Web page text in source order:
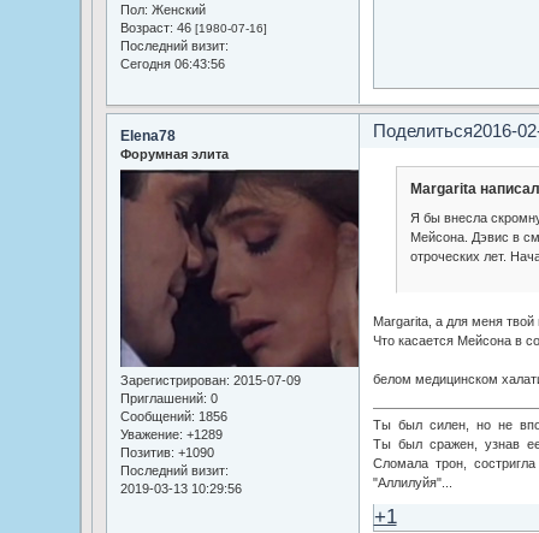
Пол: Женский
Возраст: 46 [1980-07-16]
Последний визит:
Сегодня 06:43:56
Поделиться2016-
Elena78
Форумная элита
Зарегистрирован: 2015-07-09
Приглашений: 0
Сообщений: 1856
Уважение: +1289
Позитив: +1090
Последний визит:
2019-03-13 10:29:56
Margarita
Я бы внесла
Мейсона. Дэвис в
отроческих лет.
Margarita, а для меня твой
Что касается Мейсона в
белом медицинском
Ты был силен, но не
Ты был сражен, узнав
Сломала трон,
"Аллилуйя"...
+1